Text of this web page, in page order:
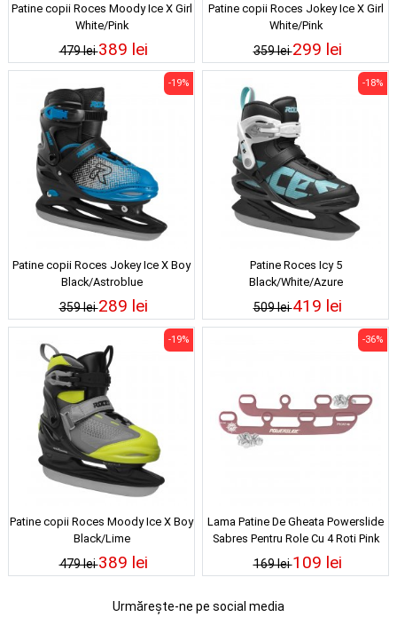
Patine copii Roces Moody Ice X Girl
White/Pink
479 lei389 lei
Patine copii Roces Jokey Ice X Girl
White/Pink
359 lei299 lei
Patine copii Roces Jokey Ice X Boy
Black/Astroblue
359 lei
-19%
289 lei
Patine Roces Icy 5
Black/White/Azure
509 lei
-18%
419 lei
Patine copii Roces Moody Ice X Boy
Black/Lime
479 lei
-19%
389 lei
Lama Patine De Gheata Powerslide
Sabres Pentru Role Cu 4 Roti Pink
169 lei
-36%
109 lei
Urmărește-ne pe social media